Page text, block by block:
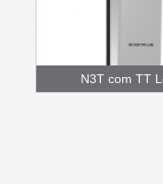
N3T com TT